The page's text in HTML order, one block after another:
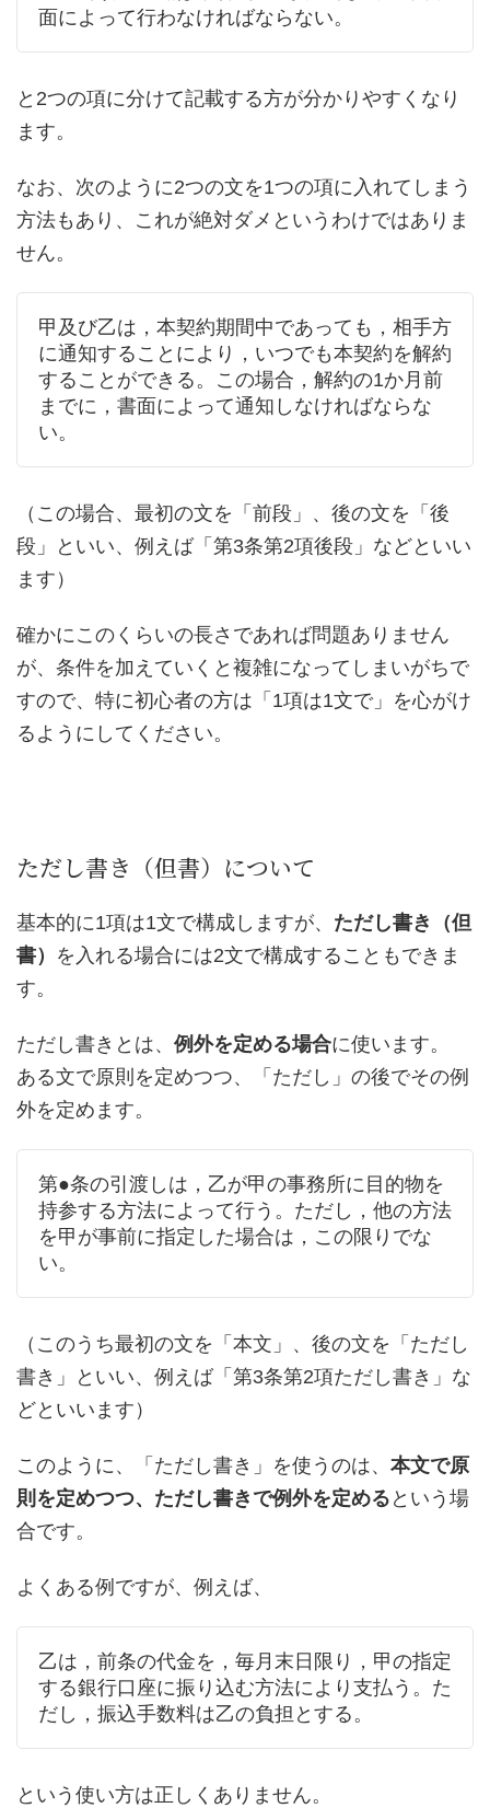
面によって行わなければならない。
と2つの項に分けて記載する方が分かりやすくなり
ます。
なお、次のように2つの文を1つの項に入れてしまう
方法もあり、これが絶対ダメというわけではありま
せん。
甲及び乙は，本契約期間中であっても，相手方
に通知することにより，いつでも本契約を解約
することができる。この場合，解約の1か月前
までに，書面によって通知しなければならな
い。
（この場合、最初の文を「前段」、後の文を「後
段」といい、例えば「第3条第2項後段」などといい
ます）
確かにこのくらいの長さであれば問題ありません
が、条件を加えていくと複雑になってしまいがちで
すので、特に初心者の方は「1項は1文で」を心がけ
るようにしてください。
ただし書き（但書）について
基本的に1項は1文で構成しますが、 ただし書き（但
書） を入れる場合には2文で構成することもできま
す。
ただし書きとは、 例外を定める場合に使います。
ある文で原則を定めつつ、「ただし」の後でその例
外を定めます。
第●条の引渡しは，乙が甲の事務所に目的物を
持参する方法によって行う。ただし，他の方法
を甲が事前に指定した場合は，この限りでな
い。
（このうち最初の文を「本文」、後の文を「ただし
書き」といい、例えば「第3条第2項ただし書き」な
どといいます）
このように、「ただし書き」を使うのは、 本文で原
則を定めつつ、ただし書きで例外を定める という場
合です。
よくある例ですが、例えば、
乙は，前条の代金を，毎月末日限り，甲の指定
する銀行口座に振り込む方法により支払う。た
だし，振込手数料は乙の負担とする。
という使い方は正しくありません。